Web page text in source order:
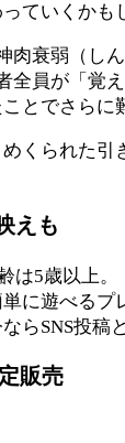
ていくか
衰弱（し
員が「覚
とでさら
くられた
えも
は5歳以上。
に遊べる
らSNS投
販売